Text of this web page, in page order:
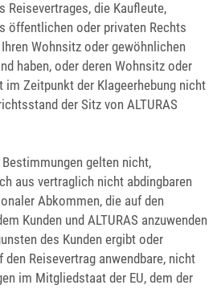
Reisevertrages, die Kaufleute,
öffentlichen oder privaten Rechts
Wohnsitz oder gewöhnlichen
haben, oder deren Wohnsitz oder
Zeitpunkt der Klageerhebung nicht
der Sitz von ALTURAS
gelten nicht,
aus vertraglich nicht abdingbaren
Abkommen, die auf den
Kunden und ALTURAS anzuwenden
des Kunden ergibt oder
Reisevertrag anwendbare, nicht
im Mitgliedstaat der EU, dem der